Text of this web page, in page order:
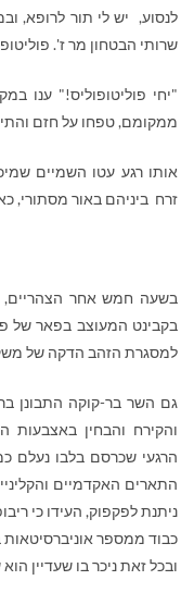
לנסוע, יש לי תור לרופא,
שרותי הבטחון מר ז'.
"יחי פוליטופוליס!" ענו
ממקומם, טפחו על חזם
אותו רגע עטו השמיים
זרח ביניהם באור מסתורי,
בשעה חמש אחר הצהריים,
בקבינט המעוצב בפאר של
למסגרת הזהב הדקה של
גם השר בר-קוקה התבונן
והקירח והבחין באצבעות
הרגעי שכרסם בלבו נעלם
התארים האקדמיים
ניתנת לפקפוק, העידו כי
כבוד ממספר
ובכל זאת ניכר בו שעדיין